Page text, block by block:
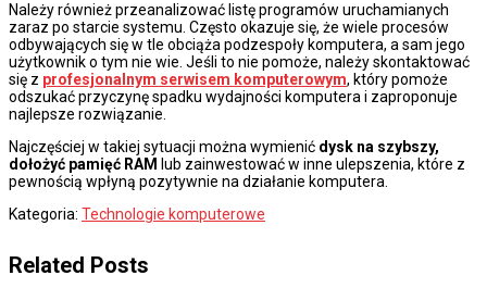
Należy również przeanalizować listę programów uruchamianych
zaraz po starcie systemu. Często okazuje się, że wiele procesów
odbywających się w tle obciąża podzespoły komputera, a sam jego
użytkownik o tym nie wie. Jeśli to nie pomoże, należy skontaktować
się z profesjonalnym serwisem komputerowym, który pomoże
odszukać przyczynę spadku wydajności komputera i zaproponuje
najlepsze rozwiązanie.
Najczęściej w takiej sytuacji można wymienić dysk na szybszy,
dołożyć pamięć RAM lub zainwestować w inne ulepszenia, które z
pewnością wpłyną pozytywnie na działanie komputera.
Kategoria: Technologie komputerowe
Related Posts